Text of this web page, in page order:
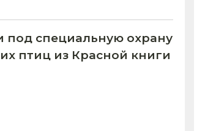
под специальную охрану
птиц из Красной книги